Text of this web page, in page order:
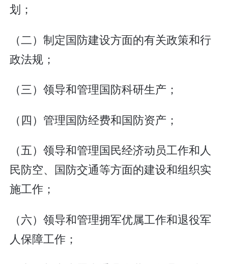
划；
（二）制定国防建设方面的有关政策和行
政法规；
（三）领导和管理国防科研生产；
（四）管理国防经费和国防资产；
（五）领导和管理国民经济动员工作和人
民防空、国防交通等方面的建设和组织实
施工作；
（六）领导和管理拥军优属工作和退役军
人保障工作；